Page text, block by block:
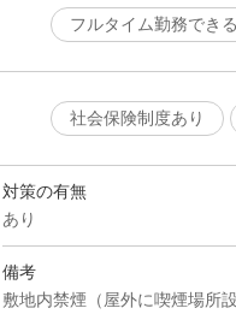
フルタイム勤務でき
社会保険制度あり
対策の有無
あり
備考
敷地内禁煙（屋外に喫煙場所設